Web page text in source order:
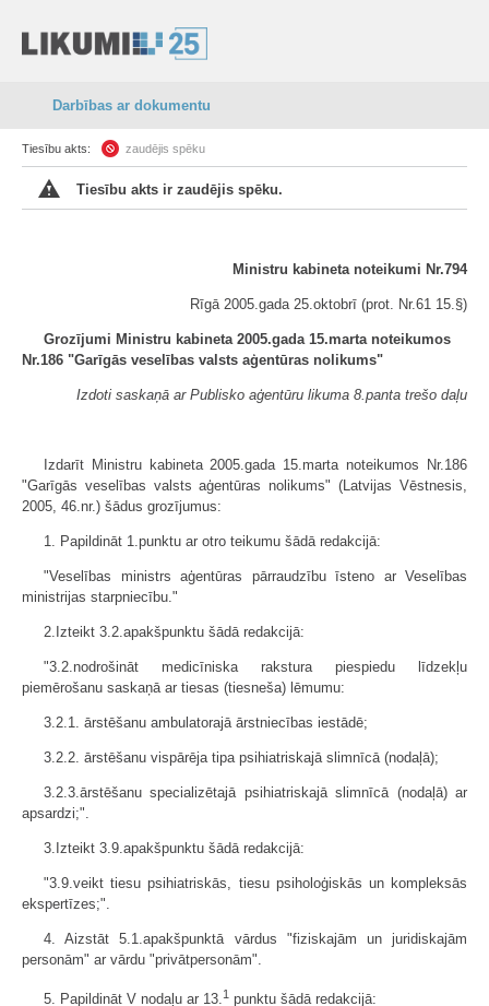
Darbības ar dokumentu
Tiesību akts: zaudējis spēku
Tiesību akts ir zaudējis spēku.
Ministru kabineta noteikumi Nr.794
Rīgā 2005.gada 25.oktobrī (prot. Nr.61 15.§)
Grozījumi Ministru kabineta 2005.gada 15.marta noteikumos
Nr.186 "Garīgās veselības valsts aģentūras nolikums"
Izdoti saskaņā ar Publisko aģentūru likuma 8.panta trešo daļu
Izdarīt Ministru kabineta 2005.gada 15.marta noteikumos Nr.186
"Garīgās veselības valsts aģentūras nolikums" (Latvijas Vēstnesis,
2005, 46.nr.) šādus grozījumus:
1. Papildināt 1.punktu ar otro teikumu šādā redakcijā:
"Veselības ministrs aģentūras pārraudzību īsteno ar Veselības
ministrijas starpniecību."
2.Izteikt 3.2.apakšpunktu šādā redakcijā:
"3.2.nodrošināt medicīniska rakstura piespiedu līdzekļu
piemērošanu saskaņā ar tiesas (tiesneša) lēmumu:
3.2.1. ārstēšanu ambulatorajā ārstniecības iestādē;
3.2.2. ārstēšanu vispārēja tipa psihiatriskajā slimnīcā (nodaļā);
3.2.3.ārstēšanu specializētajā psihiatriskajā slimnīcā (nodaļā) ar
apsardzi;".
3.Izteikt 3.9.apakšpunktu šādā redakcijā:
"3.9.veikt tiesu psihiatriskās, tiesu psiholoģiskās un kompleksās
ekspertīzes;".
4. Aizstāt 5.1.apakšpunktā vārdus "fiziskajām un juridiskajām
personām" ar vārdu "privātpersonām".
5. Papildināt V nodaļu ar 13.1 punktu šādā redakcijā: